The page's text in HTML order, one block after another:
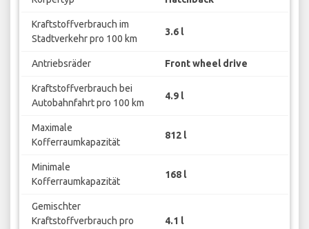
Kraftstoffverbrauch im
Stadtverkehr pro 100 km
3.6 l
Antriebsräder Front wheel drive
Kraftstoffverbrauch bei
Autobahnfahrt pro 100 km
4.9 l
Maximale
Kofferraumkapazität
812 l
Minimale
Kofferraumkapazität
168 l
Gemischter
Kraftstoffverbrauch pro
4.1 l